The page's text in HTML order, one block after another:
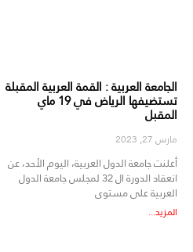
الجامعة العربية : القمة العربية المقبلة
تستضيفها الرياض في 19 ماي
المقبل
مارس 27, 2023
أعلنت جامعة الدول العربية، اليوم الأحد، عن
انعقاد الدورة ال 32 لمجلس جامعة الدول
العربية على مستوى
المزيد...